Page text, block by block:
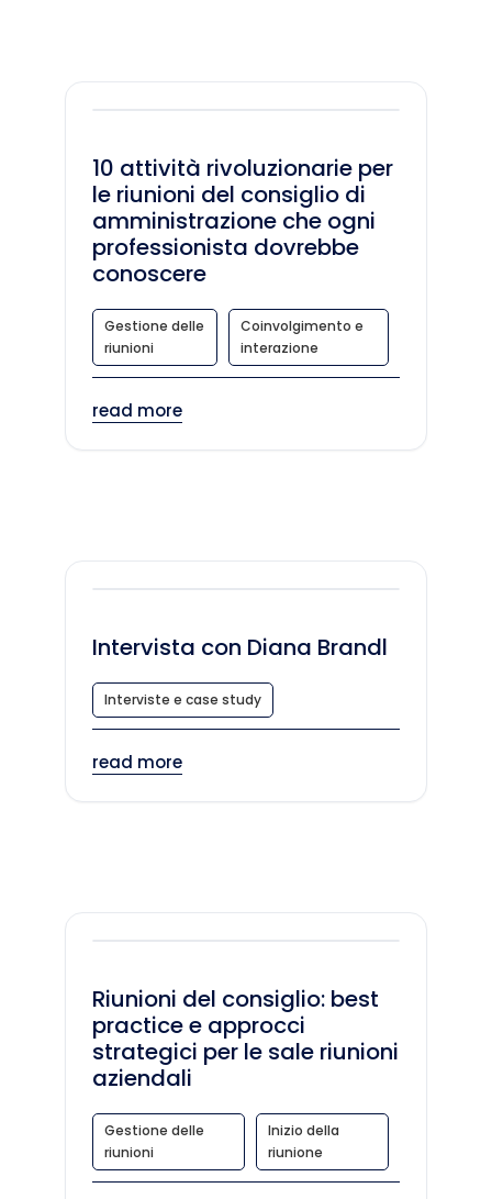
10 attività rivoluzionarie per
le riunioni del consiglio di
amministrazione che ogni
professionista dovrebbe
conoscere
Gestione delle
riunioni
Coinvolgimento e
interazione
read more
Intervista con Diana Brandl
Interviste e case study
read more
Riunioni del consiglio: best
practice e approcci
strategici per le sale riunioni
aziendali
Gestione delle
riunioni
Inizio della
riunione